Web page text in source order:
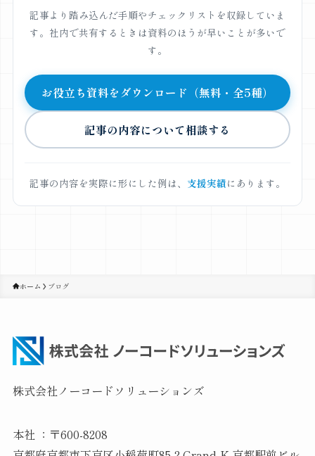
記事より踏み込んだ手順やチェックリストを収録していま
す。社内で共有するときは資料のほうが早いことが多いで
す。
お役立ち資料をダウンロード（無料・全5種）
記事の内容について相談する
記事の内容を実際に形にした例は、 支援実績にあります。
ホーム ブログ
株式会社ノーコードソリューションズ
本社 ：〒600-8208